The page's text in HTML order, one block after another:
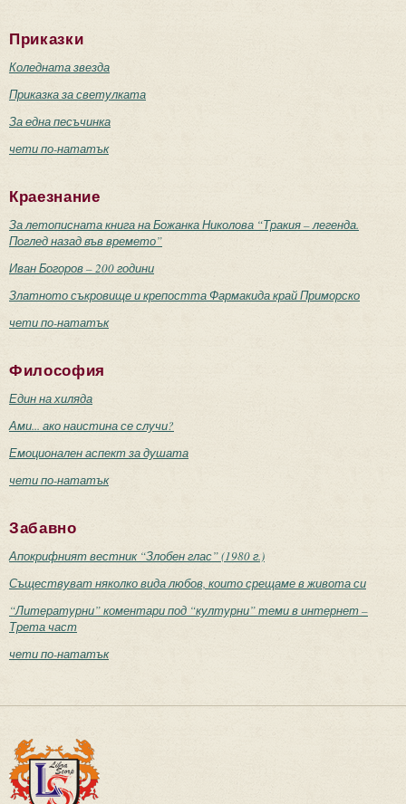
Приказки
Коледната звезда
Приказка за светулката
За една песъчинка
чети по-нататък
Краезнание
За летописната книга на Божанка Николова “Тракия – легенда.
Поглед назад във времето”
Иван Богоров – 200 години
Златното съкровище и крепостта Фармакида край Приморско
чети по-нататък
Философия
Един на хиляда
Ами... ако наистина се случи?
Емоционален аспект за душата
чети по-нататък
Забавно
Апокрифният вестник “Злобен глас” (1980 г.)
Съществуват няколко вида любов, които срещаме в живота си
“Литературни” коментари под “културни” теми в интернет –
Трета част
чети по-нататък